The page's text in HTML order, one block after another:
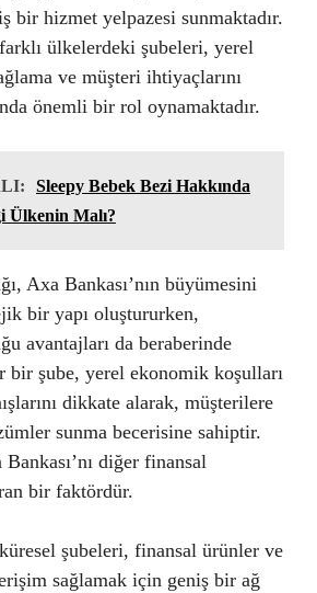
bir hizmet yelpazesi sunmaktadır.
farklı ülkelerdeki şubeleri, yerel
ve müşteri ihtiyaçlarını
önemli bir rol oynamaktadır.
Sleepy Bebek Bezi Hakkında
Ülkenin Malı?
Axa Bankası’nın büyümesini
bir yapı oluştururken,
avantajları da beraberinde
bir şube, yerel ekonomik koşulları
dikkate alarak, müşterilere
sunma becerisine sahiptir.
diğer finansal
bir faktördür.
küresel şubeleri, finansal ürünler ve
sağlamak için geniş bir ağ